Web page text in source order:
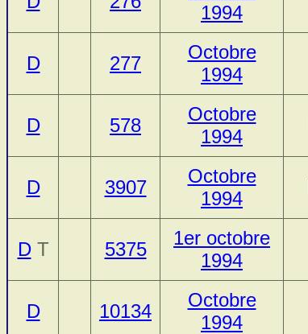
1994
D 277
Octobre
1994
D 578
Octobre
1994
D 3907
Octobre
1994
DT 5375
1er octobre
1994
D 10134
Octobre
1994